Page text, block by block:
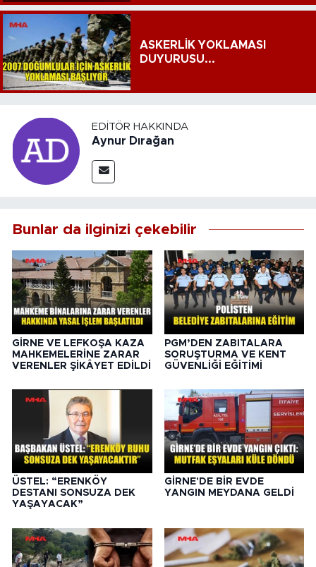
ASKERLİK YOKLAMASI
DUYURUSU...
EDITÖR HAKKINDA
Aynur Dırağan
Bunlar da ilginizi çekebilir
GİRNE VE LEFKOŞA KAZA
MAHKEMELERİNE ZARAR
VERENLER ŞİKÂYET EDİLDİ
PGM’DEN ZABITALARA
SORUŞTURMA VE KENT
GÜVENLİĞİ EĞİTİMİ
ÜSTEL: “ERENKÖY
DESTANI SONSUZA DEK
YAŞAYACAK”
GİRNE'DE BİR EVDE
YANGIN MEYDANA GELDİ